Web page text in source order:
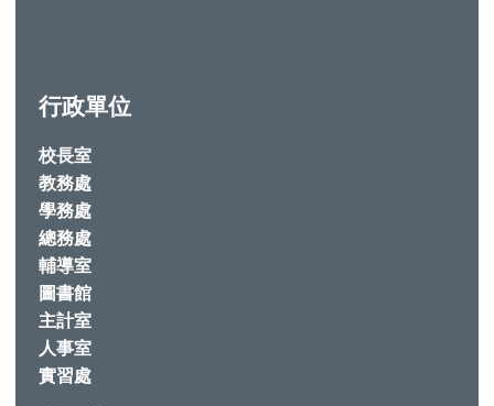
行政單位
校長室
教務處
學務處
總務處
輔導室
圖書館
主計室
人事室
實習處